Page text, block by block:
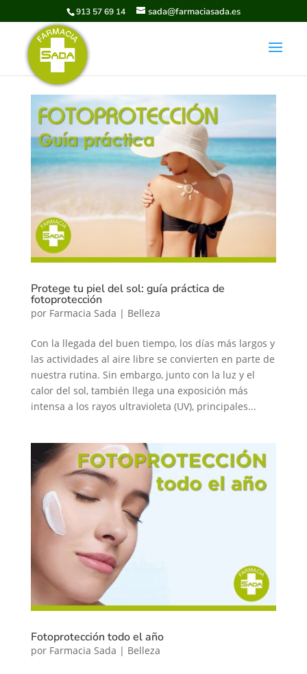
913 57 69 14 sada@farmaciasada.es
Protege tu piel del sol: guía práctica de
fotoprotección
por Farmacia Sada | Belleza
Con la llegada del buen tiempo, los días más largos y
las actividades al aire libre se convierten en parte de
nuestra rutina. Sin embargo, junto con la luz y el
calor del sol, también llega una exposición más
intensa a los rayos ultravioleta (UV), principales...
Fotoprotección todo el año
por Farmacia Sada | Belleza